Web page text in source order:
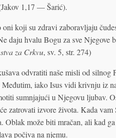
1,17 — Šarić).
oni koji su zdravi zaboravljaju
daju hvalu Bogu za sve Njegove
za Crkvu, sv. 5, str. 274)
odvratiti naše misli od silnog
Međutim, iako Isus vidi krivnju iz
sumnjajući u Njegovu ljubav.
zatrovati izvore života. Kada
Oblak može biti mračan, ali kad
počiva na njemu.